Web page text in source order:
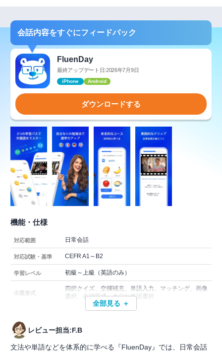
会話内容をすぐにフィードバック
FluenDay
最終アップデート日:2026年7月9日
iPhone Android
ダウンロードする
機能・仕様
対応範囲 日常会話
対応試験・基準 CEFR A1～B2
学習レベル 初級～上級（英語のみ）
出題形式
四択クイズ、空欄補充、単語入力、マッチング、画像
選択、会話完成、余分な単語選択
全部見る ＋
レビュー担当:F.B
文法や単語などを体系的に学べる『FluenDay』では、日常会話